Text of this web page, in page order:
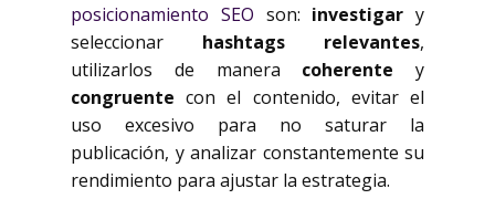
posicionamiento SEO son: investigar y
seleccionar hashtags relevantes,
utilizarlos de manera coherente y
congruente con el contenido, evitar el
uso excesivo para no saturar la
publicación, y analizar constantemente su
rendimiento para ajustar la estrategia.